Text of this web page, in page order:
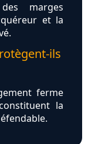
marges
et la
ferme
la